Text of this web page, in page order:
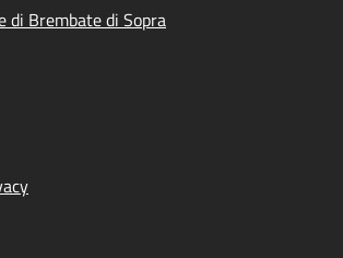
di Brembate di Sopra